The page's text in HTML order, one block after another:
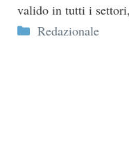
valido in tutti i
Categorie
Redazionale